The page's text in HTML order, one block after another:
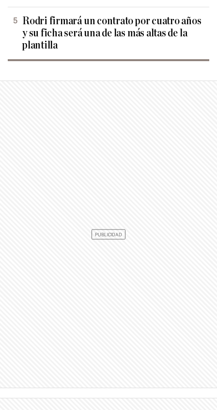
Rodri firmará un contrato por cuatro años
y su ficha será una de las más altas de la
plantilla